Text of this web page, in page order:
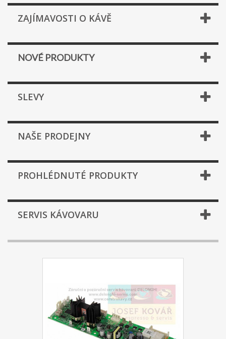
ZAJÍMAVOSTI O KÁVĚ
NOVÉ PRODUKTY
SLEVY
NAŠE PRODEJNY
PROHLÉDNUTÉ PRODUKTY
SERVIS KÁVOVARU